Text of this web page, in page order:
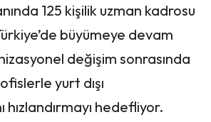
125 kişilik uzman kadrosu
büyümeye devam
değişim sonrasında
yurt dışı
hızlandırmayı hedefliyor.